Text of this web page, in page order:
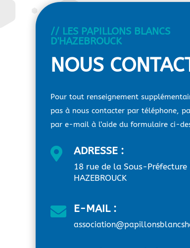
// LES PAPILLONS BLANCS
D'HAZEBROUCK
NOUS
Pour tout renseignement
pas à nous contacter par téléphone,
par e-mail à l’aide du formulaire ci-
 ADRESSE :
18 rue de la Sous-Préfecture
HAZEBROUCK
 E-MAIL :